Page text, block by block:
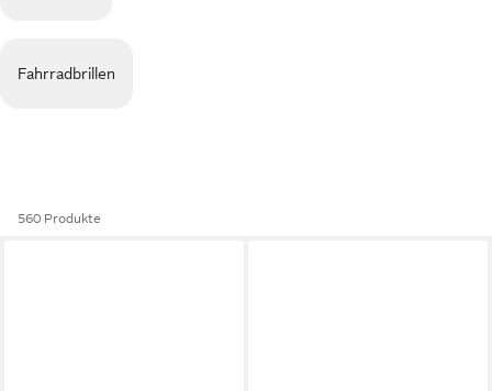
Fahrradbrillen
560 Produkte